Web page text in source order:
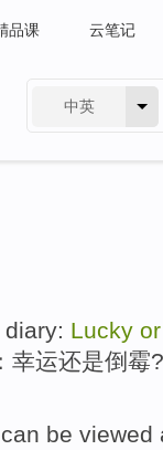
品课 云笔记
中英
diary: Lucky or
： 幸运还是倒霉
can be viewed